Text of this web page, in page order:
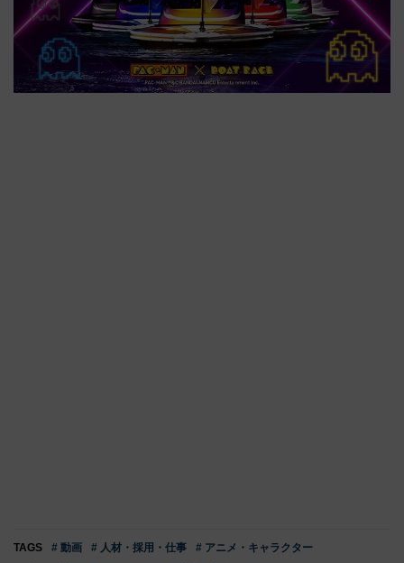
TAGS # 動画 # 人材・採用・仕事
# アニメ・キャラクター